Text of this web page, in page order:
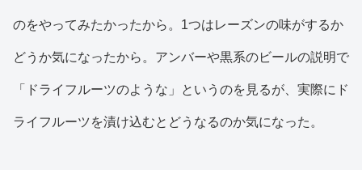
のをやってみたかったから。1つはレーズンの味がするか
どうか気になったから。アンバーや黒系のビールの説明で
「ドライフルーツのような」というのを見るが、実際にド
ライフルーツを漬け込むとどうなるのか気になった。